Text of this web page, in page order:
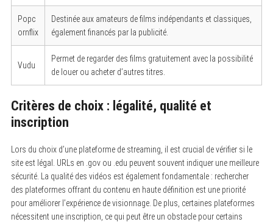
Popc
ornflix
Destinée aux amateurs de films indépendants et classiques,
également financés par la publicité.
Vudu
Permet de regarder des films gratuitement avec la possibilité
de louer ou acheter d’autres titres.
Critères de choix : légalité, qualité et
inscription
Lors du choix d’une plateforme de streaming, il est crucial de vérifier si le
site est légal. URLs en .gov ou .edu peuvent souvent indiquer une meilleure
sécurité. La qualité des vidéos est également fondamentale : rechercher
des plateformes offrant du contenu en haute définition est une priorité
pour améliorer l’expérience de visionnage. De plus, certaines plateformes
nécessitent une inscription, ce qui peut être un obstacle pour certains